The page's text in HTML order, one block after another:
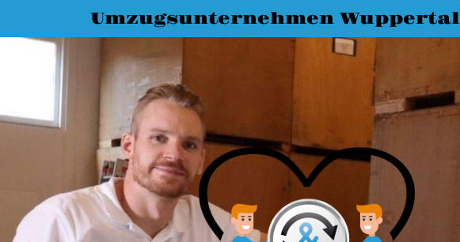
Umzugsunternehmen Wuppertal